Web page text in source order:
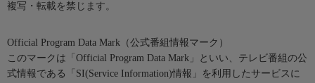
複写・転載を禁じます。
Official Program Data Mark（公式番組情報マーク）
このマークは「Official Program Data Mark」といい、テレビ番組の公
式情報である「SI(Service Information)情報」を利用したサービスに